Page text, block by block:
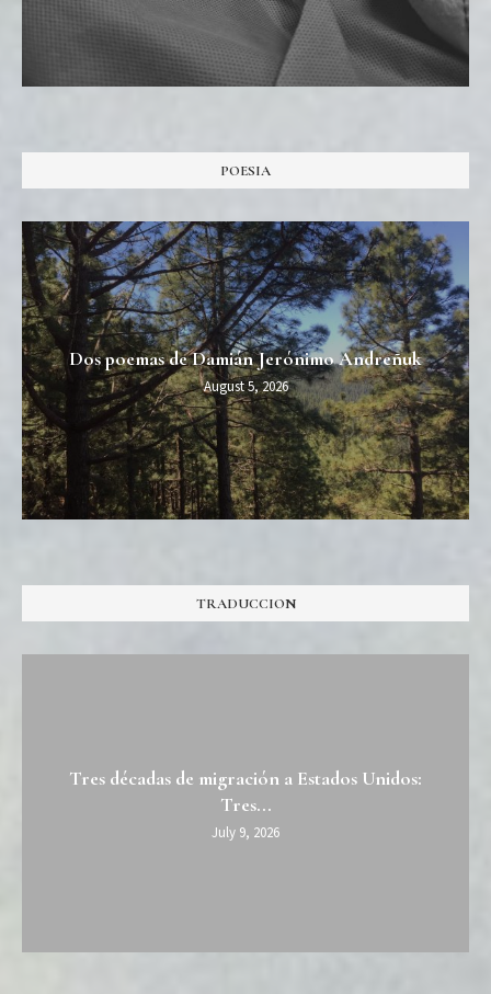
POESIA
Dos poemas de Damián Jerónimo Andreñuk
August 5, 2026
TRADUCCION
Tres décadas de migración a Estados Unidos:
Tres...
July 9, 2026